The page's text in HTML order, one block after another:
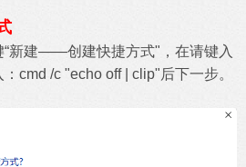
“新建——创建快捷方式"，在请键入
cmd /c "echo off | clip"后下一步。